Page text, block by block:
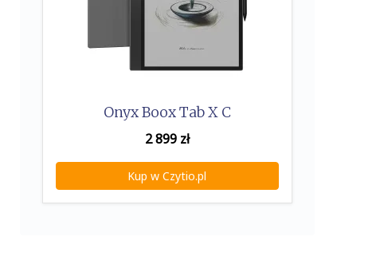
Onyx Boox Tab X C
2 899zł
Kup w Czytio.pl